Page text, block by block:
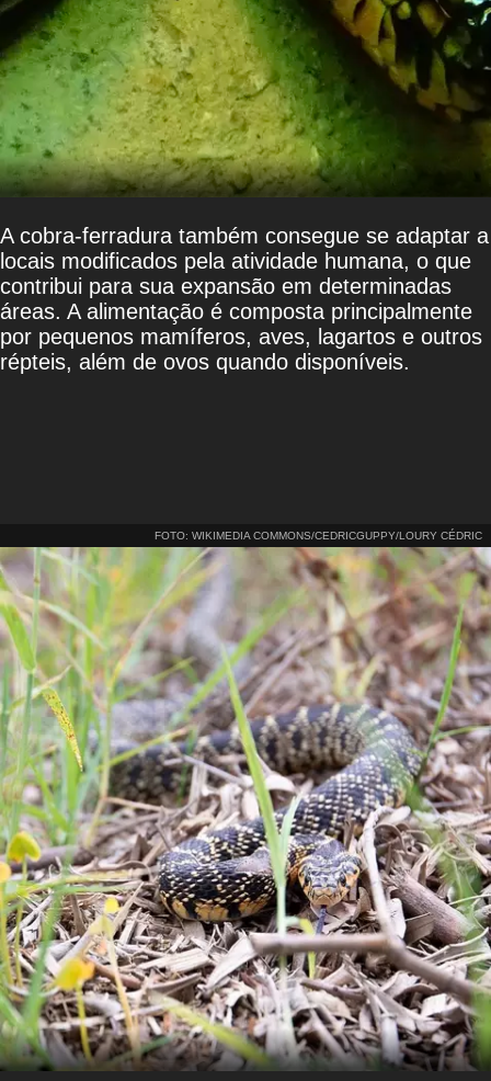
A cobra-ferradura também consegue se adaptar a
locais modificados pela atividade humana, o que
contribui para sua expansão em determinadas
áreas. A alimentação é composta principalmente
por pequenos mamíferos, aves, lagartos e outros
répteis, além de ovos quando disponíveis.
FOTO: WIKIMEDIA COMMONS/CEDRICGUPPY/LOURY CÉDRIC